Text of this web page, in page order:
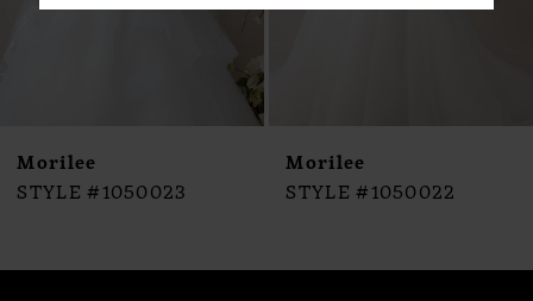
11
12
14
Morilee
STYLE #1050023
Morilee
STYLE #1050022